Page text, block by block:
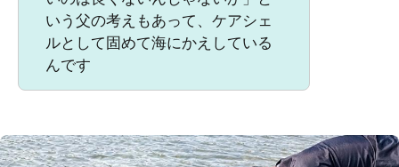
いう父の考えもあって、ケアシェ
ルとして固めて海にかえしている
んです